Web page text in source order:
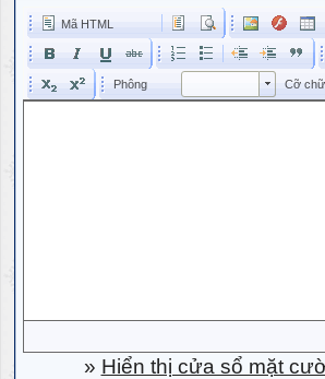
Mã HTML
Phông Phông Cỡ chữ
» Hiển thị cửa sổ mặt